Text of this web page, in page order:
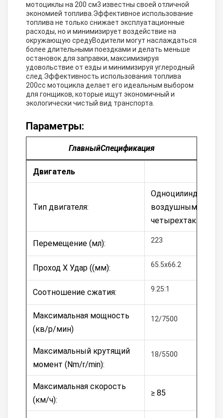
мотоциклы на 200 см3 известны своей отличной
экономией топлива.Эффективное использование
топлива не только снижает эксплуатационные
расходы, но и минимизирует воздействие на
окружающую средуВодители могут наслаждаться
более длительными поездками и делать меньше
остановок для заправки, максимизируя
удовольствие от езды и минимизируя углеродный
след.Эффективность использования топлива
200cc мотоцикла делает его идеальным выбором
для гонщиков, которые ищут экономичный и
экологически чистый вид транспорта.
Параметры:
ГлавныйСпецификация
Двигатель
Тип двигателя:
воздушным
четырехтактный,
Перемещение (мл): 223
Проход X Удар ((мм): 65.5х66.2
Соотношение сжатия: 9.25:1
Максимальная мощность
(кв/р/мин)
12/7500
Максимальный крутящий
момент (Nm/r/min):
18/5500
Максимальная скорость
(км/ч):
≥ 85